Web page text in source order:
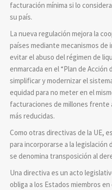
facturación mínima si lo
su país.
La nueva regulación mejora la
países mediante mecanismos
evitar el abuso del régimen de
enmarcada en el “Plan de Acción
simplificar y modernizar el
equidad para no meter en el
facturaciones de millones frente
más reducidas.
Como otras directivas de la UE,
para incorporarse a la legislación
se denomina transposición al
Una directiva es un acto
obliga a los Estados miembros